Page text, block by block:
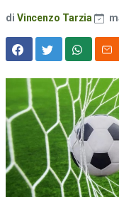
di Vincenzo Tarzia